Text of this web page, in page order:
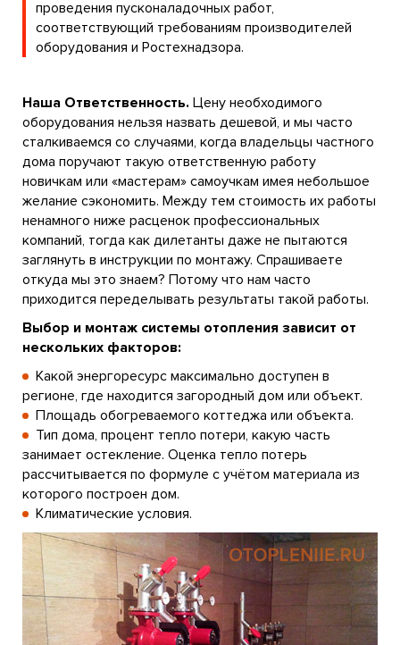
проведения пусконаладочных работ,
соответствующий требованиям производителей
оборудования и Ростехнадзора.
Наша Ответственность. Цену необходимого
оборудования нельзя назвать дешевой, и мы часто
сталкиваемся со случаями, когда владельцы частного
дома поручают такую ответственную работу
новичкам или «мастерам» самоучкам имея небольшое
желание сэкономить. Между тем стоимость их работы
ненамного ниже расценок профессиональных
компаний, тогда как дилетанты даже не пытаются
заглянуть в инструкции по монтажу. Спрашиваете
откуда мы это знаем? Потому что нам часто
приходится переделывать результаты такой работы.
Выбор и монтаж системы отопления зависит от
нескольких факторов:
Какой энергоресурс максимально доступен в
регионе, где находится загородный дом или объект.
Площадь обогреваемого коттеджа или объекта.
Тип дома, процент тепло потери, какую часть
занимает остекление. Оценка тепло потерь
рассчитывается по формуле с учётом материала из
которого построен дом.
Климатические условия.